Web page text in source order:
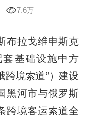
7.6万
布拉戈维申斯克
基础设施中方
跨境索道”）建设
黑河市与俄罗斯
跨境客运索道全